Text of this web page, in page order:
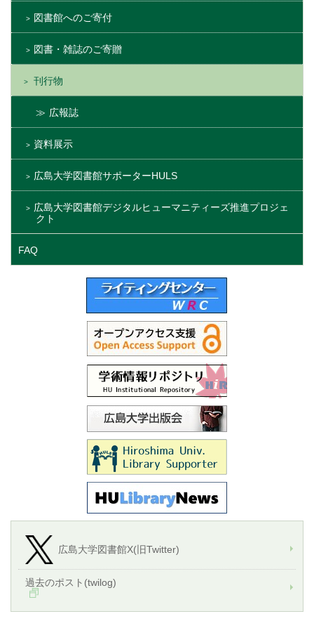
図書館へのご寄付
図書・雑誌のご寄贈
刊行物
広報誌
資料展示
広島大学図書館サポーターHULS
広島大学図書館デジタルヒューマニティーズ推進プロジェ
クト
FAQ
広島大学図書館X(旧Twitter)
過去のポスト(twilog)